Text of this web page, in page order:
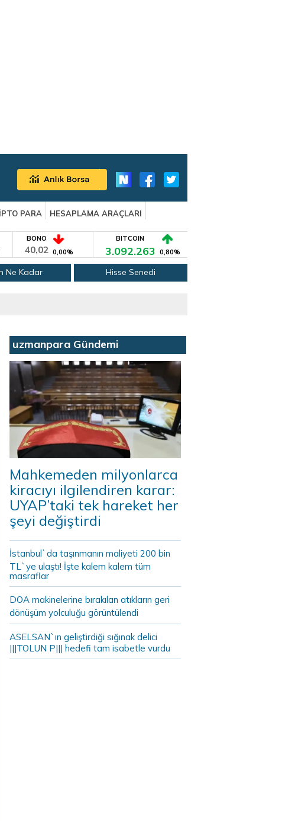
PARA
HESAPLAMA ARAÇLARI
BONO
40,02 0,00%
BITCOIN
3.092.263 0,80%
Ne Kadar Hisse Senedi
uzmanpara Gündemi
Mahkemeden milyonlarca
kiracıyı ilgilendiren karar:
UYAP’taki tek hareket her
şeyi değiştirdi
İstanbul`da taşınmanın maliyeti 200 bin
TL`ye ulaştı! İşte kalem kalem tüm
masraflar
DOA makinelerine bırakılan atıkların geri
dönüşüm yolculuğu görüntülendi
ASELSAN`ın geliştirdiği sığınak delici
|||TOLUN P||| hedefi tam isabetle vurdu